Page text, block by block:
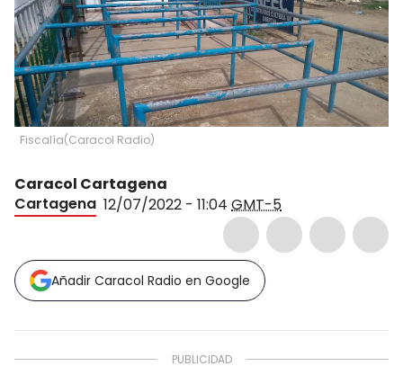
Fiscalía(Caracol Radio)
Caracol Cartagena
Cartagena 12/07/2022 - 11:04 GMT-5
Añadir Caracol Radio en Google